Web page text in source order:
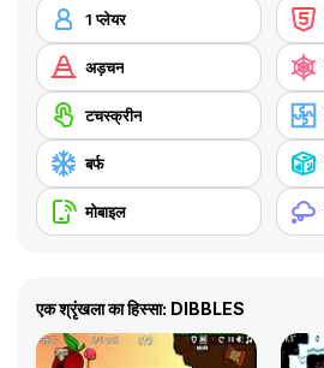
1 प्लेयर
अड़चन
टचस्क्रीन
बर्फ
मोबाइल
एक श्रृंखला का हिस्सा: DIBBLES